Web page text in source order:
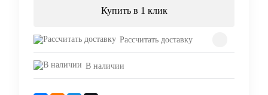
Купить в 1 клик
Рассчитать доставку
В наличии